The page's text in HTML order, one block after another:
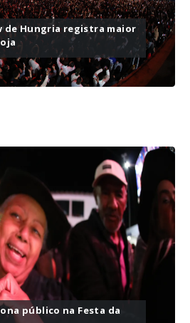
Hungria registra maior
público na Festa da